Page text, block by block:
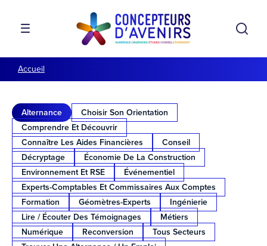
Aller au contenu
Aller à la navigation
MENU
Accueil
Alternance
Choisir Son Orientation
Comprendre Et Découvrir
Connaître Les Aides Financières
Conseil
Décryptage
Économie De La Construction
Environnement Et RSE
Événementiel
Experts-Comptables Et Commissaires Aux Comptes
Formation
Géomètres-Experts
Ingénierie
Lire / Écouter Des Témoignages
Métiers
Numérique
Reconversion
Tous Secteurs